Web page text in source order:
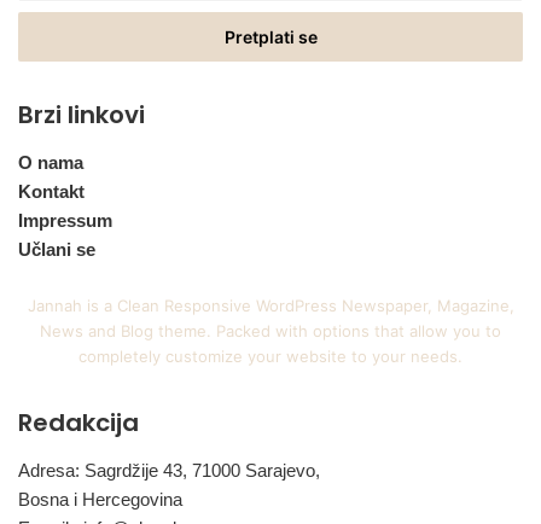
Email
Brzi linkovi
O nama
Kontakt
Impressum
Učlani se
Jannah is a Clean Responsive WordPress Newspaper, Magazine,
News and Blog theme. Packed with options that allow you to
completely customize your website to your needs.
Redakcija
Adresa: Sagrdžije 43, 71000 Sarajevo,
Bosna i Hercegovina